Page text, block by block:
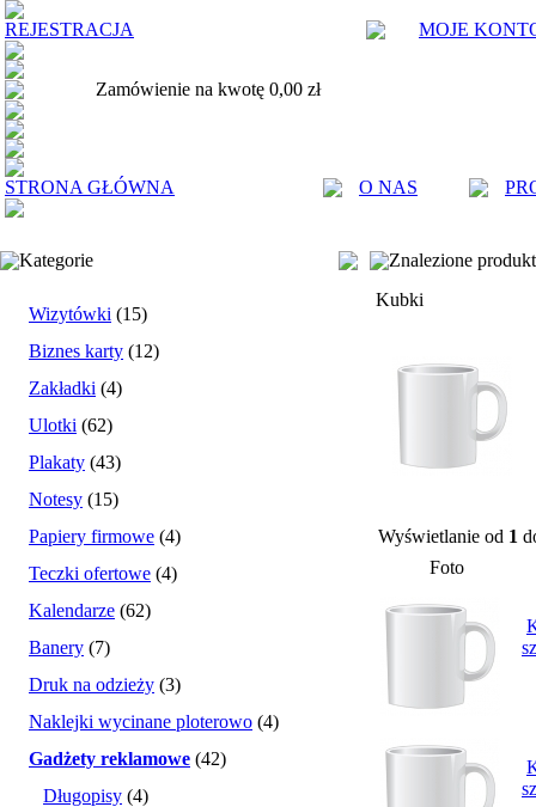
REJESTRACJA MOJE
Zamówienie na kwotę 0,00 zł
STRONA GŁÓWNA O NAS
Kategorie
Wizytówki (15)
Biznes karty (12)
Zakładki (4)
Ulotki (62)
Plakaty (43)
Notesy (15)
Papiery firmowe (4)
Teczki ofertowe (4)
Kalendarze (62)
Banery (7)
Druk na odzieży (3)
Naklejki wycinane ploterowo (4)
Gadżety reklamowe (42)
Długopisy (4)
Znalezione
Kubki
Wyświetlanie od 1
Foto